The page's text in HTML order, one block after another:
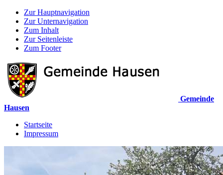
Zur Hauptnavigation
Zur Unternavigation
Zum Inhalt
Zur Seitenleiste
Zum Footer
Gemeinde
Hausen
Startseite
Impressum